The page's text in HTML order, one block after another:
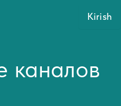
Kirish
каналов